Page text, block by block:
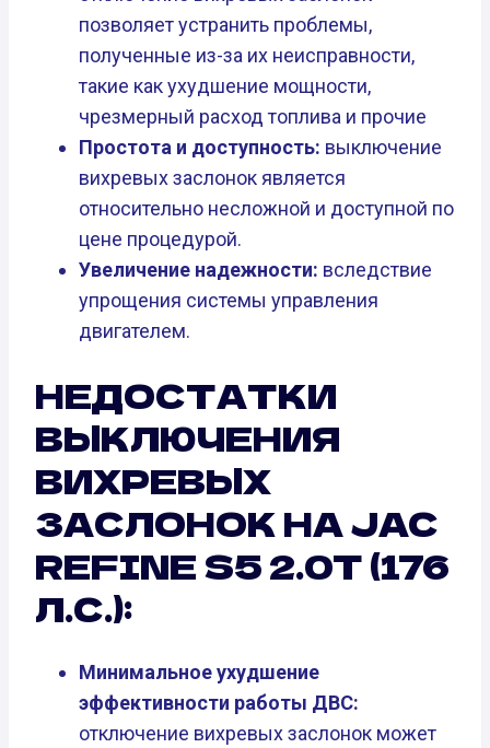
позволяет устранить проблемы,
полученные из-за их неисправности,
такие как ухудшение мощности,
чрезмерный расход топлива и прочие
Простота и доступность: выключение
вихревых заслонок является
относительно несложной и доступной по
цене процедурой.
Увеличение надежности: вследствие
упрощения системы управления
двигателем.
НЕДОСТАТКИ
ВЫКЛЮЧЕНИЯ
ВИХРЕВЫХ
ЗАСЛОНОК НА JAC
REFINE S5 2.0T (176
Л.С.):
Минимальное ухудшение
эффективности работы ДВС:
отключение вихревых заслонок может